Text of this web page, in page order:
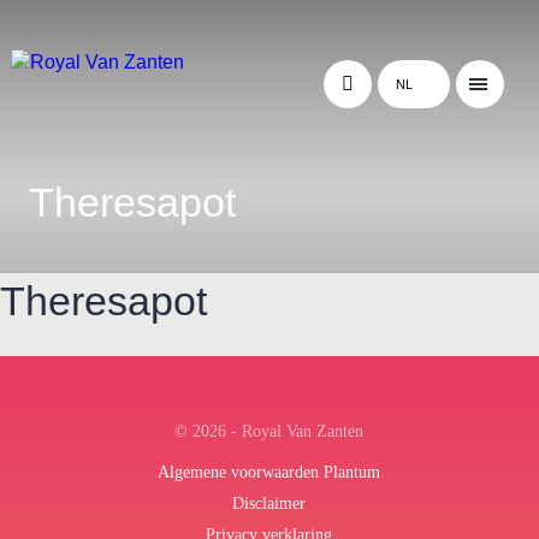
NL
Theresapot
Theresapot
© 2026 - Royal Van Zanten
Algemene voorwaarden Plantum
Disclaimer
Privacy verklaring